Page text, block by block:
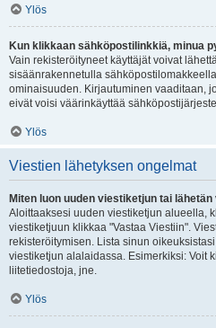
Ylös
Kun klikkaan sähköpostilinkkiä, minua
Vain rekisteröityneet käyttäjät voivat
sisäänrakennetulla
ominaisuuden. Kirjautuminen vaaditaan,
eivät voisi väärinkäyttää
Ylös
Viestien lähetyksen ongelmat
Miten luon uuden viestiketjun tai
Aloittaaksesi uuden viestiketjun alueella,
viestiketjuun klikkaa "Vastaa Viestiin".
rekisteröitymisen. Lista sinun
viestiketjun alalaidassa. Esimerkiksi: Voit
liitetiedostoja, jne.
Ylös